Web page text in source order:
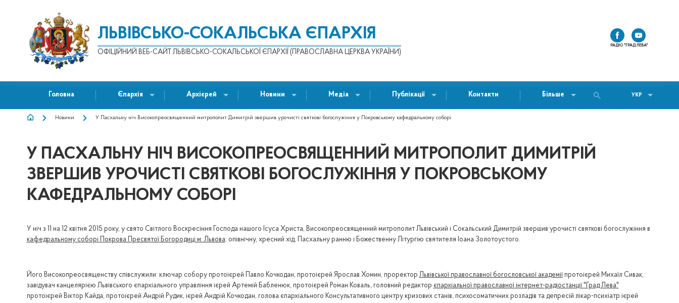
ЛЬВІВСЬКО-СОКАЛЬСЬКА ЄПАРХІЯ
ОФІЦІЙНИЙ ВЕБ-САЙТ ЛЬВІВСЬКО-СОКАЛЬСЬКОЇ ЄПАРХІЇ (ПРАВОСЛАВНА ЦЕРКВА УКРАЇНИ)
РАДІО "ГРАД ЛЕВА"
Головна Єпархія Архієрей Новини Медіа Публікації Контакти Більше УКР
РЯДОК
НАВІҐАЦІЇ
Новини У Пасхальну ніч Високопреосвященний митрополит Димитрій звершив урочисті святкові богослужіння у Покровському кафедральному соборі
У ПАСХАЛЬНУ НІЧ ВИСОКОПРЕОСВЯЩЕННИЙ МИТРОПОЛИТ ДИМИТРІЙ
ЗВЕРШИВ УРОЧИСТІ СВЯТКОВІ БОГОСЛУЖІННЯ У ПОКРОВСЬКОМУ
КАФЕДРАЛЬНОМУ СОБОРІ
У ніч з 11 на 12 квітня 2015 року, у свято Світлого Воскресіння Господа нашого Ісуса Христа, Високопреосвященний митрополит Львівський і Сокальський Димитрій звершив урочисті святкові богослужіння в
кафедральному соборі Покрова Пресвятої Богородиці м. Львова: опівнічну, хресний хід, Пасхальну ранню і Божественну Літургію святителя Іоана Золотоустого.
Його Високопреосвященству співслужили: ключар собору протоієрей Павло Кочкодан, протоієрей Ярослав Хомин, проректор Львівської православної богословської академії протоієрей Михаїл Сивак,
завідувач канцелярією Львівського єпархіального управління ієрей Артемій Бабленюк, протоієрей Роман Коваль, головний редактор єпархіальної православної інтернет-радіостанції "Град Лева"
протоієрей Віктор Кайда, протоієрей Андрій Рудик, ієрей Андрій Кочкодан, голова єпархіального Консультативного центру кризових станів, психосоматичних розладів та депресій лікар-психіатр ієрей